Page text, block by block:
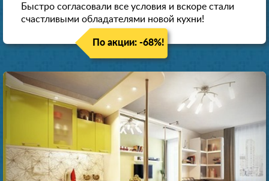
Быстро согласовали все условия и вскоре стали
счастливыми обладателями новой кухни!
По акции: -68%!